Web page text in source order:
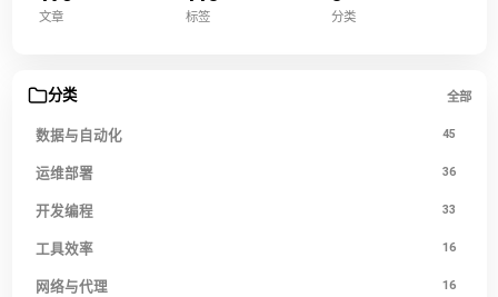
文章 标签 分类
分类 全部
数据与自动化 45
运维部署 36
开发编程 33
工具效率 16
网络与代理 16